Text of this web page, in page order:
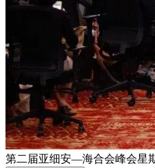
第二届亚细安—海合会峰会星